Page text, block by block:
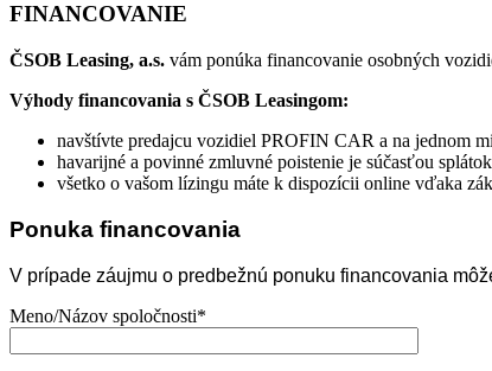
FINANCOVANIE
ČSOB Leasing, a.s. vám ponúka financovanie osobných
Výhody financovania s ČSOB Leasingom:
navštívte predajcu vozidiel PROFIN CAR a na jednom
havarijné a povinné zmluvné poistenie je súčasťou splátok
všetko o vašom lízingu máte k dispozícii online vďaka
Ponuka financovania
V prípade záujmu o predbežnú ponuku financovania
Meno/Názov spoločnosti*